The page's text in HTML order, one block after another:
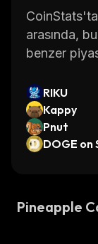
arasında,
benzer
RIKU
Kappy
Pnut
DOGE on
Pineapple